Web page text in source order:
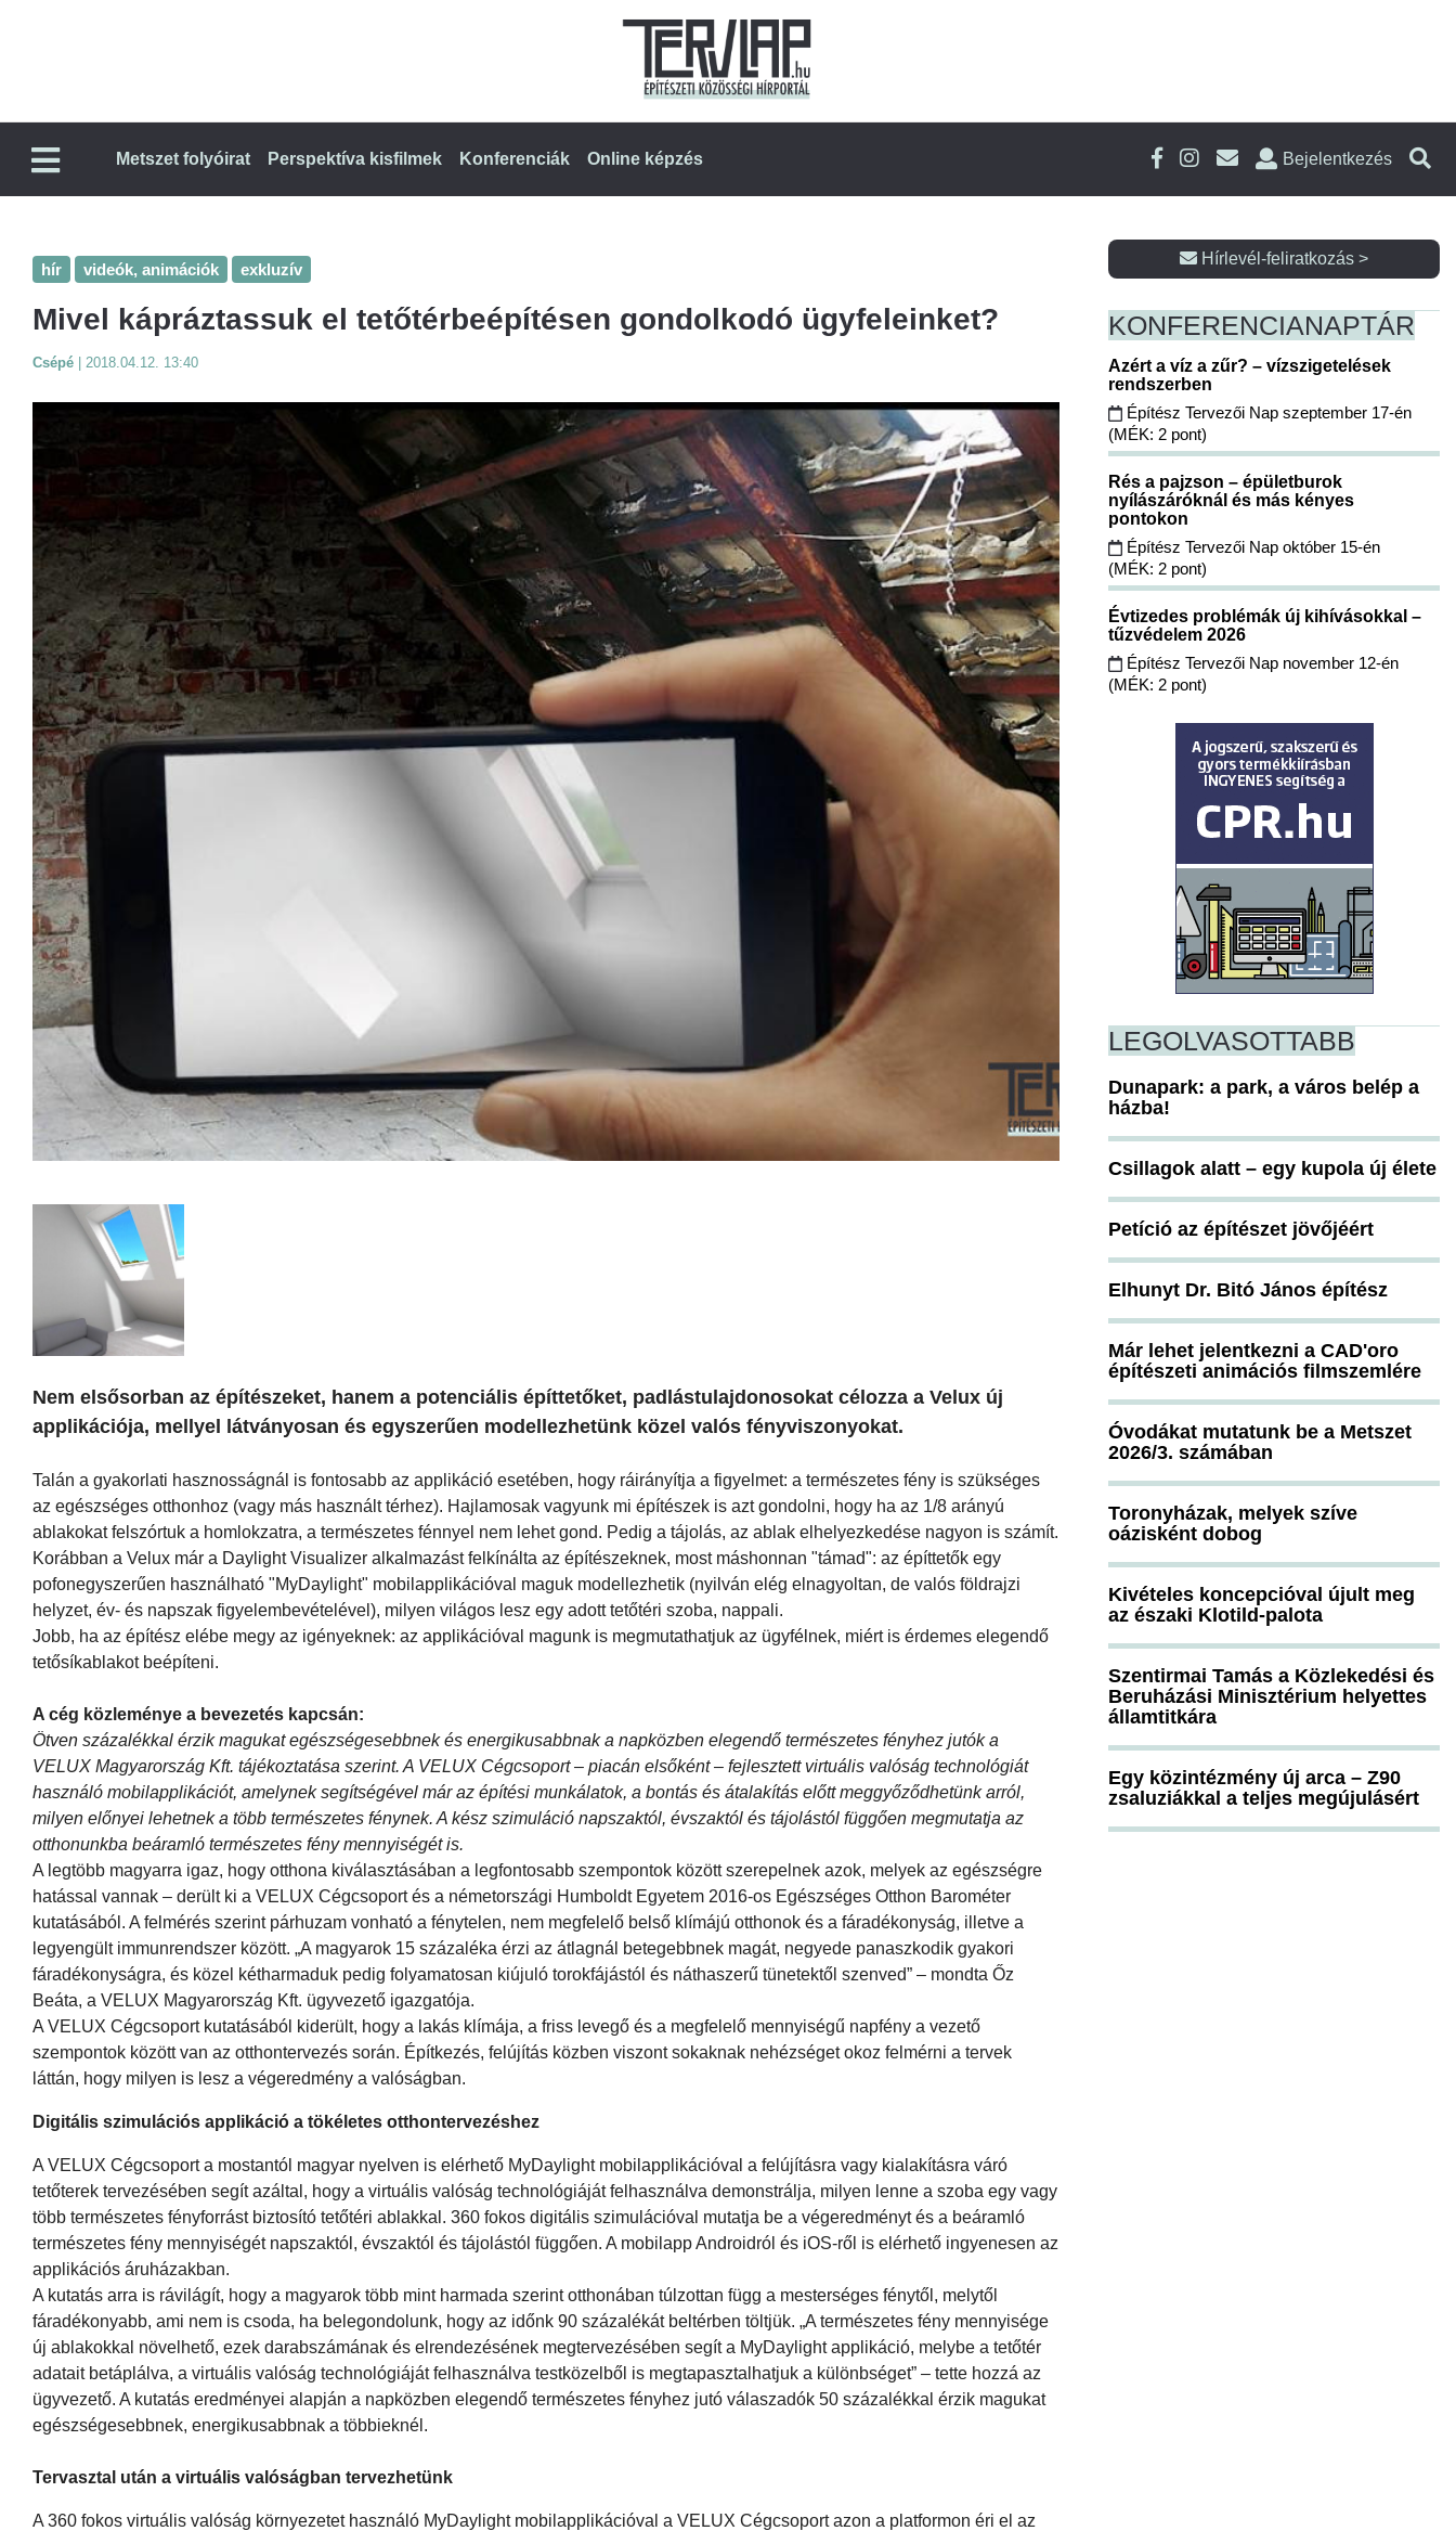
Metszet folyóirat Perspektíva kisfilmek Konferenciák Online képzés Bejelentkezés
hír videók, animációk exkluzív
Mivel kápráztassuk el tetőtérbeépítésen gondolkodó ügyfeleinket?
Csépé 2018.04.12. 13:40
Nem elsősorban az építészeket, hanem a potenciális építtetőket, padlástulajdonosokat célozza a Velux új
applikációja, mellyel látványosan és egyszerűen modellezhetünk közel valós fényviszonyokat.
Talán a gyakorlati hasznosságnál is fontosabb az applikáció esetében, hogy ráirányítja a figyelmet: a természetes fény is szükséges
az egészséges otthonhoz (vagy más használt térhez). Hajlamosak vagyunk mi építészek is azt gondolni, hogy ha az 1/8 arányú
ablakokat felszórtuk a homlokzatra, a természetes fénnyel nem lehet gond. Pedig a tájolás, az ablak elhelyezkedése nagyon is számít.
Korábban a Velux már a Daylight Visualizer alkalmazást felkínálta az építészeknek, most máshonnan "támad": az építtetők egy
pofonegyszerűen használható "MyDaylight" mobilapplikációval maguk modellezhetik (nyilván elég elnagyoltan, de valós földrajzi
helyzet, év- és napszak figyelembevételével), milyen világos lesz egy adott tetőtéri szoba, nappali.
Jobb, ha az építész elébe megy az igényeknek: az applikációval magunk is megmutathatjuk az ügyfélnek, miért is érdemes elegendő
tetősíkablakot beépíteni.
A cég közleménye a bevezetés kapcsán:
Ötven százalékkal érzik magukat egészségesebbnek és energikusabbnak a napközben elegendő természetes fényhez jutók a
VELUX Magyarország Kft. tájékoztatása szerint. A VELUX Cégcsoport – piacán elsőként – fejlesztett virtuális valóság technológiát
használó mobilapplikációt, amelynek segítségével már az építési munkálatok, a bontás és átalakítás előtt meggyőződhetünk arról,
milyen előnyei lehetnek a több természetes fénynek. A kész szimuláció napszaktól, évszaktól és tájolástól függően megmutatja az
otthonunkba beáramló természetes fény mennyiségét is.
A legtöbb magyarra igaz, hogy otthona kiválasztásában a legfontosabb szempontok között szerepelnek azok, melyek az egészségre
hatással vannak – derült ki a VELUX Cégcsoport és a németországi Humboldt Egyetem 2016-os Egészséges Otthon Barométer
kutatásából. A felmérés szerint párhuzam vonható a fénytelen, nem megfelelő belső klímájú otthonok és a fáradékonyság, illetve a
legyengült immunrendszer között. „A magyarok 15 százaléka érzi az átlagnál betegebbnek magát, negyede panaszkodik gyakori
fáradékonyságra, és közel kétharmaduk pedig folyamatosan kiújuló torokfájástól és náthaszerű tünetektől szenved” – mondta Őz
Beáta, a VELUX Magyarország Kft. ügyvezető igazgatója.
A VELUX Cégcsoport kutatásából kiderült, hogy a lakás klímája, a friss levegő és a megfelelő mennyiségű napfény a vezető
szempontok között van az otthontervezés során. Építkezés, felújítás közben viszont sokaknak nehézséget okoz felmérni a tervek
láttán, hogy milyen is lesz a végeredmény a valóságban.
Digitális szimulációs applikáció a tökéletes otthontervezéshez
A VELUX Cégcsoport a mostantól magyar nyelven is elérhető MyDaylight mobilapplikációval a felújításra vagy kialakításra váró
tetőterek tervezésében segít azáltal, hogy a virtuális valóság technológiáját felhasználva demonstrálja, milyen lenne a szoba egy vagy
több természetes fényforrást biztosító tetőtéri ablakkal. 360 fokos digitális szimulációval mutatja be a végeredményt és a beáramló
természetes fény mennyiségét napszaktól, évszaktól és tájolástól függően. A mobilapp Androidról és iOS-ről is elérhető ingyenesen az
applikációs áruházakban.
A kutatás arra is rávilágít, hogy a magyarok több mint harmada szerint otthonában túlzottan függ a mesterséges fénytől, melytől
fáradékonyabb, ami nem is csoda, ha belegondolunk, hogy az időnk 90 százalékát beltérben töltjük. „A természetes fény mennyisége
új ablakokkal növelhető, ezek darabszámának és elrendezésének megtervezésében segít a MyDaylight applikáció, melybe a tetőtér
adatait betáplálva, a virtuális valóság technológiáját felhasználva testközelből is megtapasztalhatjuk a különbséget” – tette hozzá az
ügyvezető. A kutatás eredményei alapján a napközben elegendő természetes fényhez jutó válaszadók 50 százalékkal érzik magukat
egészségesebbnek, energikusabbnak a többieknél.
Tervasztal után a virtuális valóságban tervezhetünk
A 360 fokos virtuális valóság környezetet használó MyDaylight mobilapplikációval a VELUX Cégcsoport azon a platformon éri el az
Hírlevél-feliratkozás >
KONFERENCIANAPTÁR
Azért a víz a zűr? – vízszigetelések
rendszerben
Építész Tervezői Nap szeptember 17-én
(MÉK: 2 pont)
Rés a pajzson – épületburok
nyílászáróknál és más kényes
pontokon
Építész Tervezői Nap október 15-én
(MÉK: 2 pont)
Évtizedes problémák új kihívásokkal –
tűzvédelem 2026
Építész Tervezői Nap november 12-én
(MÉK: 2 pont)
LEGOLVASOTTABB
Dunapark: a park, a város belép a
házba!
Csillagok alatt – egy kupola új élete
Petíció az építészet jövőjéért
Elhunyt Dr. Bitó János építész
Már lehet jelentkezni a CAD'oro
építészeti animációs filmszemlére
Óvodákat mutatunk be a Metszet
2026/3. számában
Toronyházak, melyek szíve
oázisként dobog
Kivételes koncepcióval újult meg
az északi Klotild-palota
Szentirmai Tamás a Közlekedési és
Beruházási Minisztérium helyettes
államtitkára
Egy közintézmény új arca – Z90
zsaluziákkal a teljes megújulásért